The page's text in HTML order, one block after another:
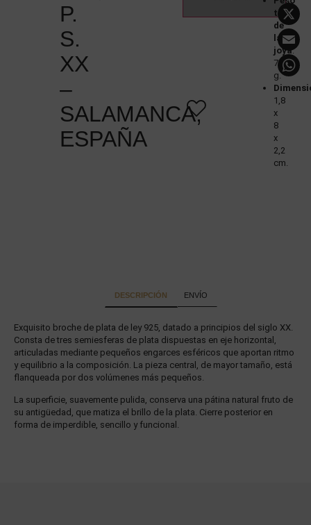
P.
S.
XX
–
SALAMANCA,
ESPAÑA
total
de
la
joya:
7
g.
1,8
x
8
x
2,2
cm.
DESCRIPCIÓN ENVÍO
Exquisito broche de plata de ley 925, datado a principios del siglo XX.
Consta de tres semiesferas de plata dispuestas en eje horizontal,
articuladas mediante pequeños engarces esféricos que aportan ritmo
y equilibrio a la composición. La pieza central, de mayor tamaño, está
flanqueada por dos volúmenes más pequeños.
La superficie, suavemente pulida, conserva una pátina natural fruto de
su antigüedad, que matiza el brillo de la plata. Cierre posterior en
forma de imperdible, sencillo y funcional.